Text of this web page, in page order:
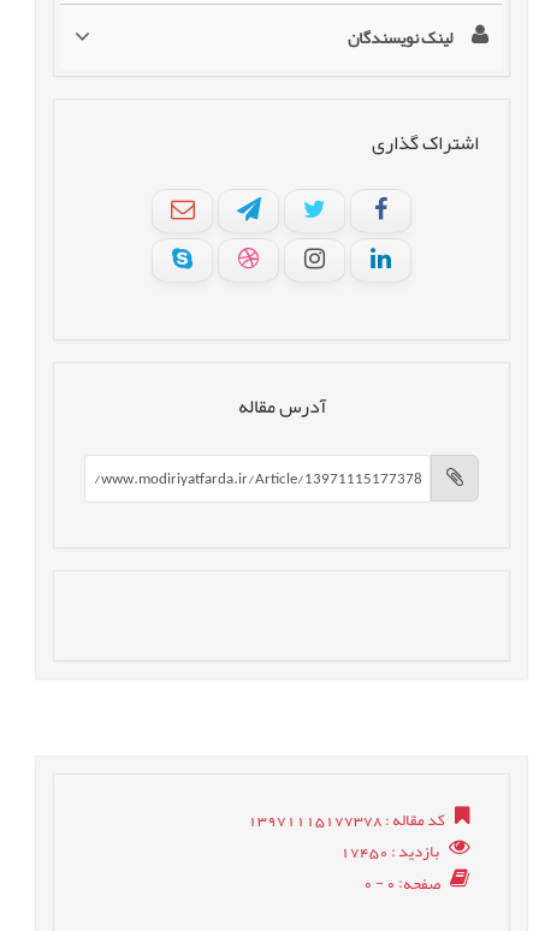
لینک نویسندگان
اشتراک گذاری
آدرس مقاله
کد مقاله: 13971115177378
بازدید: 17450
صفحه: 0 - 0